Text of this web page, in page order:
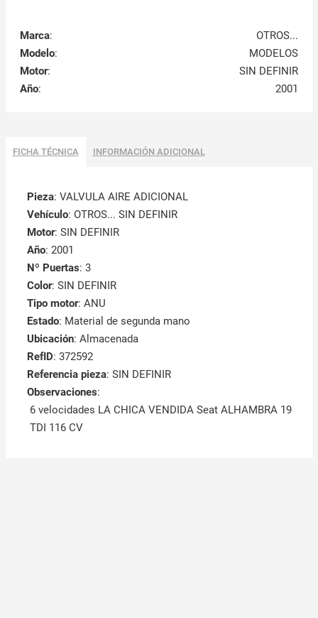
Marca:
OTROS...
Modelo:
MODELOS
Motor:
SIN DEFINIR
Año: 2001
FICHA TÉCNICA INFORMACIÓN ADICIONAL
Pieza: VALVULA AIRE ADICIONAL
Vehículo: OTROS... SIN DEFINIR
Motor: SIN DEFINIR
Año: 2001
Nº Puertas: 3
Color: SIN DEFINIR
Tipo motor: ANU
Estado: Material de segunda mano
Ubicación: Almacenada
RefID: 372592
Referencia pieza: SIN DEFINIR
Observaciones:
6 velocidades LA CHICA VENDIDA Seat ALHAMBRA 19
TDI 116 CV